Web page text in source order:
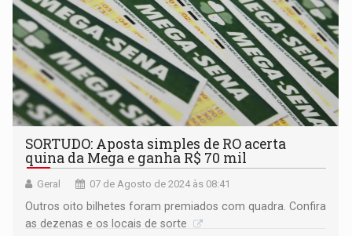
SORTUDO: Aposta simples de RO acerta
quina da Mega e ganha R$ 70 mil
Geral 07 de Agosto de 2024 às 08:41
Outros oito bilhetes foram premiados com quadra. Confira
as dezenas e os locais de sorte